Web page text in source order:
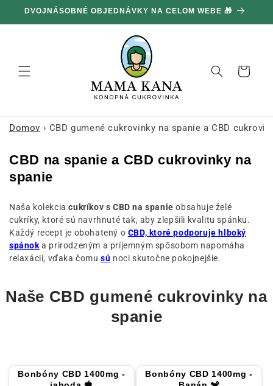
a prejsť
na obsah
DVOJNÁSOBNÉ OBJEDNÁVKY NA CELOM WEBE 🎁
Košík
Domov › CBD gumené cukrovinky na spanie a CBD
K
o
e
k
c
i
:
CBD g
u
e
n
é
c
k
n
na spanie a CBD cukrovinky na
spanie
Naša kolekciacukríkov s CBD na spanie obsahuje želé
cukríky, ktoré sú navrhnuté tak, aby zlepšili kvalitu spánku.
Každý recept je obohatený o CBD, ktoré podporuje hlboký
spánok a prirodzeným a príjemným spôsobom napomáha
relaxácii, vďaka čomusú noci skutočne pokojnejšie.
Naše CBD gumené cukrovinky na
spanie
Bonbóny CBD 1400mg -
Bonbóny CBD 1400mg -